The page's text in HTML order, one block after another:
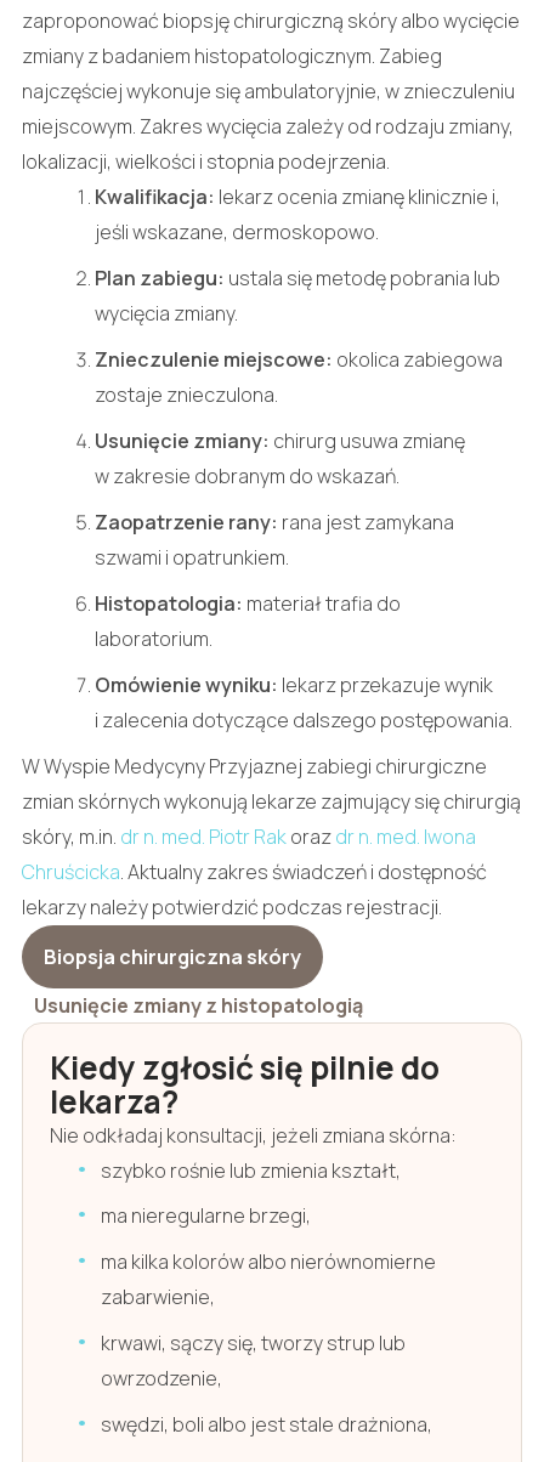
zaproponować biopsję chirurgiczną skóry albo wycięcie
zmiany z badaniem histopatologicznym. Zabieg
najczęściej wykonuje się ambulatoryjnie, w znieczuleniu
miejscowym. Zakres wycięcia zależy od rodzaju zmiany,
lokalizacji, wielkości i stopnia podejrzenia.
Kwalifikacja: lekarz ocenia zmianę klinicznie i,
jeśli wskazane, dermoskopowo.
Plan zabiegu: ustala się metodę pobrania lub
wycięcia zmiany.
Znieczulenie miejscowe: okolica zabiegowa
zostaje znieczulona.
Usunięcie zmiany: chirurg usuwa zmianę
w zakresie dobranym do wskazań.
Zaopatrzenie rany: rana jest zamykana
szwami i opatrunkiem.
Histopatologia: materiał trafia do
laboratorium.
Omówienie wyniku: lekarz przekazuje wynik
i zalecenia dotyczące dalszego postępowania.
W Wyspie Medycyny Przyjaznej zabiegi chirurgiczne
zmian skórnych wykonują lekarze zajmujący się chirurgią
skóry, m.in. dr n. med. Piotr Rakorazdr n. med. Iwona
Chruścicka. Aktualny zakres świadczeń i dostępność
lekarzy należy potwierdzić podczas rejestracji.
Biopsja chirurgiczna skóry
Usunięcie zmiany z histopatologią
Kiedy zgłosić się pilnie do
lekarza?
Nie odkładaj konsultacji, jeżeli zmiana skórna:
szybko rośnie lub zmienia kształt,
ma nieregularne brzegi,
ma kilka kolorów albo nierównomierne
zabarwienie,
krwawi, sączy się, tworzy strup lub
owrzodzenie,
swędzi, boli albo jest stale drażniona,